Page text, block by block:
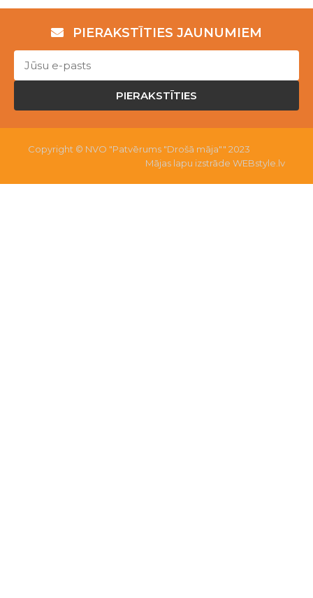
PIERAKSTĪTIES JAUNUMIEM
PIERAKSTĪTIES
Copyright © NVO "Patvērums "Drošā māja"" 2023
Mājas lapu izstrāde WEBstyle.lv